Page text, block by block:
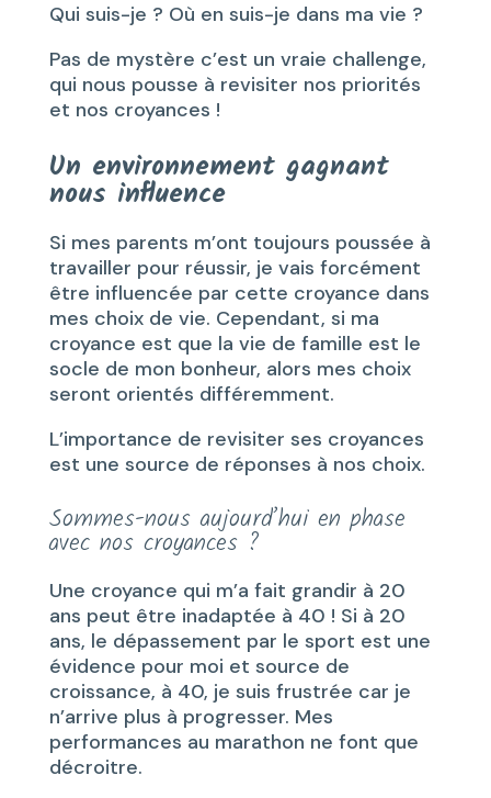
Qui suis-je ? Où en suis-je dans ma vie ?
Pas de mystère c’est un vraie challenge,
qui nous pousse à revisiter nos priorités
et nos croyances !
Un environnement gagnant
nous influence
Si mes parents m’ont toujours poussée à
travailler pour réussir, je vais forcément
être influencée par cette croyance dans
mes choix de vie. Cependant, si ma
croyance est que la vie de famille est le
socle de mon bonheur, alors mes choix
seront orientés différemment.
L’importance de revisiter ses croyances
est une source de réponses à nos choix.
Sommes-nous aujourd’hui en phase
avec nos croyances ?
Une croyance qui m’a fait grandir à 20
ans peut être inadaptée à 40 ! Si à 20
ans, le dépassement par le sport est une
évidence pour moi et source de
croissance, à 40, je suis frustrée car je
n’arrive plus à progresser. Mes
performances au marathon ne font que
décroitre.